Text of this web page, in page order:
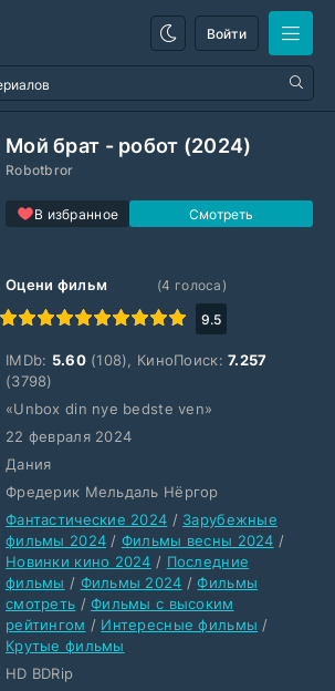
Войти
Мой брат - робот (2024)
Robotbror
В избранное
Оцени фильм
7 8 9 10
(4 голоса)
9.5
IMDb: 5.60(108), КиноПоиск:7.257
(3798)
«Unbox din nye bedste ven»
22 февраля 2024
Дания
Фредерик Мельдаль Нёргор
Фантастические 2024 / Зарубежные
фильмы 2024 / Фильмы весны 2024 /
Новинки кино 2024 / Последние
фильмы / Фильмы 2024 /Фильмы
смотреть /Фильмы с высоким
рейтингом / Интересные фильмы /
Крутые фильмы
HD BDRip